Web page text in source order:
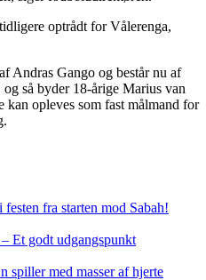
optrådt for Vålerenga,
Andras Gango og består nu af
og så byder 18-årige Marius van
opleves som fast målmand for
festen fra starten mod Sabah!
Et godt udgangspunkt
spiller med masser af hjerte